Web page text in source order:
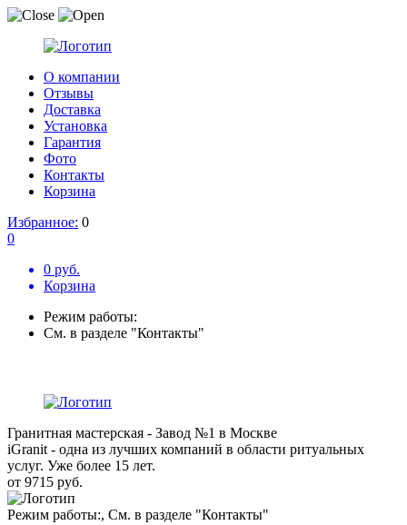
О компании
Отзывы
Доставка
Установка
Гарантия
Фото
Контакты
Корзина
Избранное: 0
0
0 руб.
Корзина
Режим работы:
См. в разделе "Контакты"
Гранитная мастерская - Завод №1 в Москве
iGranit - одна из лучших компаний в области ритуальных
услуг. Уже более 15 лет.
от 9715 руб.
Режим работы:, См. в разделе "Контакты"